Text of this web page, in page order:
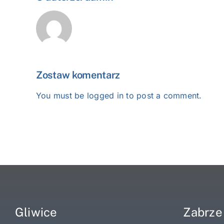
Zostaw komentarz
You must be logged in to post a comment.
Gliwice Zabrze